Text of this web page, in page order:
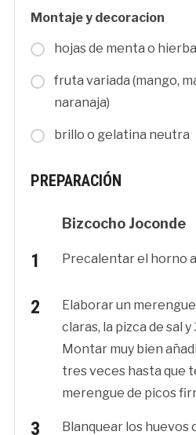
Montaje y decoracion
hojas de menta o
fruta variada (mango,
naranaja)
brillo o gelatina neutra
PREPARACIÓN
Bizcocho Joconde
Precalentar el horno a
Elaborar un
claras, la pizca de sal y
Montar muy bien
tres veces hasta que
merengue de picos
Blanquear los huevos